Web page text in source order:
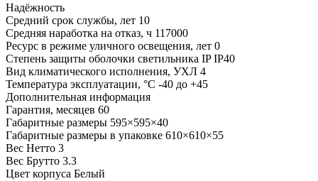
Надёжность
Средний срок службы, лет 10
Средняя наработка на отказ, ч 117000
Ресурс в режиме уличного освещения, лет 0
Степень защиты оболочки светильника IP IP40
Вид климатического исполнения, УХЛ 4
Температура эксплуатации, °С -40 до +45
Дополнительная информация
Гарантия, месяцев 60
Габаритные размеры 595×595×40
Габаритные размеры в упаковке 610×610×55
Вес Нетто 3
Вес Брутто 3.3
Цвет корпуса Белый